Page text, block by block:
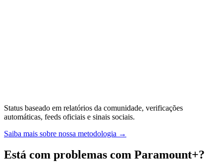
Status baseado em relatórios da comunidade, verificações
automáticas, feeds oficiais e sinais sociais.
Saiba mais sobre nossa metodologia →
Está com problemas com Paramount+?